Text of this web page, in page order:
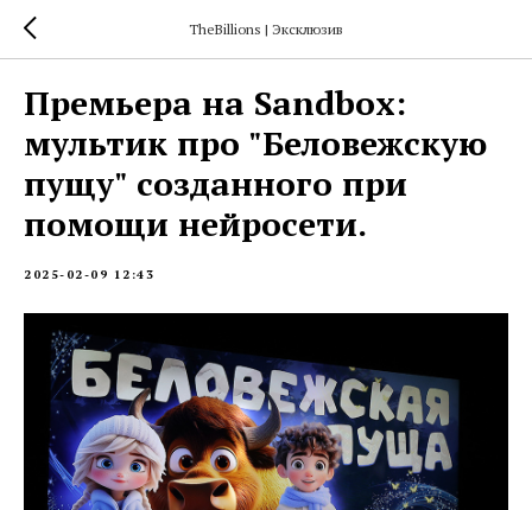
TheBillions | Эксклюзив
Премьера на Sandbox:
мультик про "Беловежскую
пущу" созданного при
помощи нейросети.
2025-02-09 12:43